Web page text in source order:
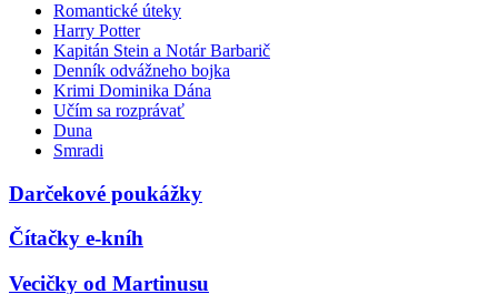
Romantické úteky
Harry Potter
Kapitán Stein a Notár Barbarič
Denník odvážneho bojka
Krimi Dominika Dána
Učím sa rozprávať
Duna
Smradi
Darčekové poukážky
Čítačky e-kníh
Vecičky od Martinusu